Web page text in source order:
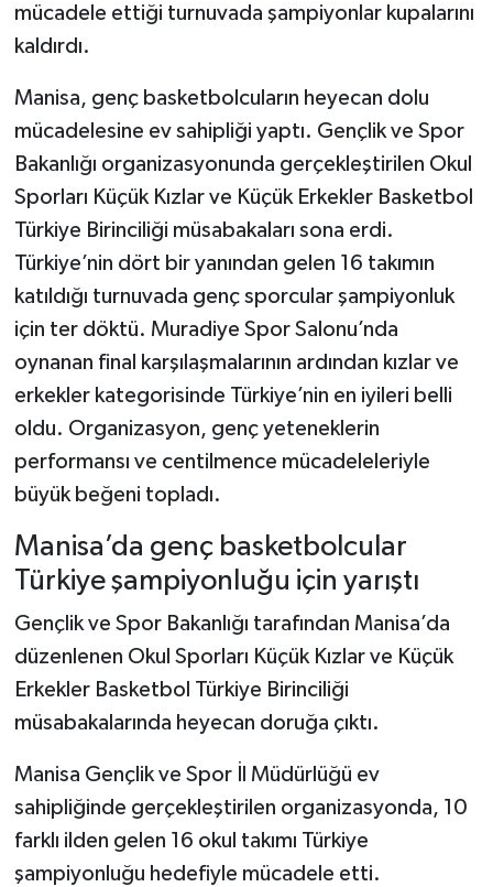
mücadele ettiği turnuvada şampiyonlar kupalarını
kaldırdı.
Manisa, genç basketbolcuların heyecan dolu
mücadelesine ev sahipliği yaptı. Gençlik ve Spor
Bakanlığı organizasyonunda gerçekleştirilen Okul
Sporları Küçük Kızlar ve Küçük Erkekler Basketbol
Türkiye Birinciliği müsabakaları sona erdi.
Türkiye’nin dört bir yanından gelen 16 takımın
katıldığı turnuvada genç sporcular şampiyonluk
için ter döktü. Muradiye Spor Salonu’nda
oynanan final karşılaşmalarının ardından kızlar ve
erkekler kategorisinde Türkiye’nin en iyileri belli
oldu. Organizasyon, genç yeteneklerin
performansı ve centilmence mücadeleleriyle
büyük beğeni topladı.
Manisa’da genç basketbolcular
Türkiye şampiyonluğu için yarıştı
Gençlik ve Spor Bakanlığı tarafından Manisa’da
düzenlenen Okul Sporları Küçük Kızlar ve Küçük
Erkekler Basketbol Türkiye Birinciliği
müsabakalarında heyecan doruğa çıktı.
Manisa Gençlik ve Spor İl Müdürlüğü ev
sahipliğinde gerçekleştirilen organizasyonda, 10
farklı ilden gelen 16 okul takımı Türkiye
şampiyonluğu hedefiyle mücadele etti.